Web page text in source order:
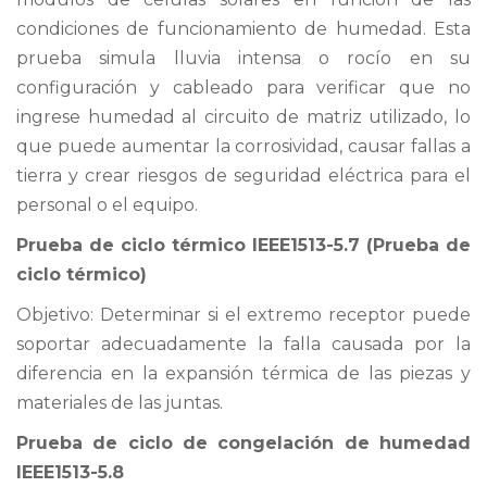
condiciones de funcionamiento de humedad. Esta
prueba simula lluvia intensa o rocío en su
configuración y cableado para verificar que no
ingrese humedad al circuito de matriz utilizado, lo
que puede aumentar la corrosividad, causar fallas a
tierra y crear riesgos de seguridad eléctrica para el
personal o el equipo.
Prueba de ciclo térmico IEEE1513-5.7 (Prueba de
ciclo térmico)
Objetivo: Determinar si el extremo receptor puede
soportar adecuadamente la falla causada por la
diferencia en la expansión térmica de las piezas y
materiales de las juntas.
Prueba de ciclo de congelación de humedad
IEEE1513-5.8